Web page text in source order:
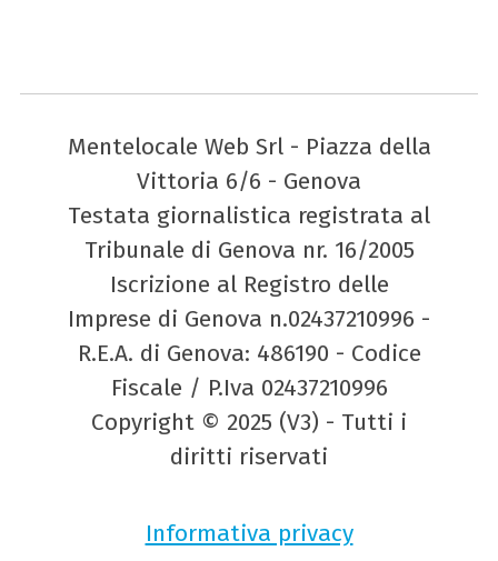
Mentelocale Web Srl - Piazza della
Vittoria 6/6 - Genova
Testata giornalistica registrata al
Tribunale di Genova nr. 16/2005
Iscrizione al Registro delle
Imprese di Genova n.02437210996 -
R.E.A. di Genova: 486190 - Codice
Fiscale / P.Iva 02437210996
Copyright © 2025 (V3) - Tutti i
diritti riservati
Informativa privacy